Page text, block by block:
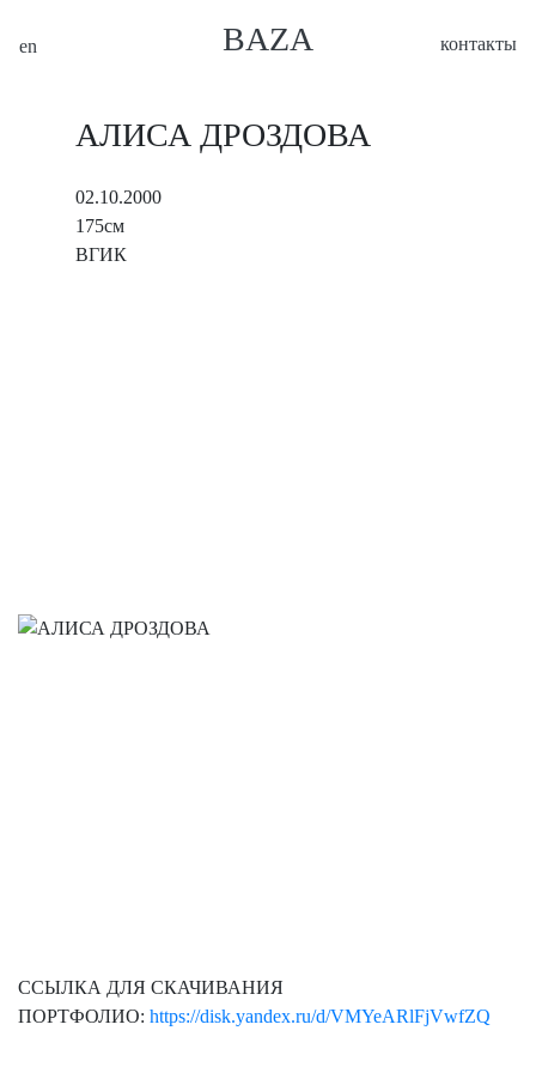
en BAZA контакты
АЛИСА ДРОЗДОВА
02.10.2000
175см
ВГИК
ССЫЛКА ДЛЯ СКАЧИВАНИЯ
ПОРТФОЛИО: https://disk.yandex.ru/d/VMYeARlFjVwfZQ